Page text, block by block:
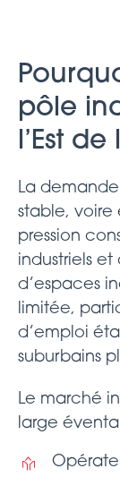
pôle
l’Est de
La
stable, voire
pression
industriels
d’espaces
limitée,
d’emploi
suburbains
Le marché
large